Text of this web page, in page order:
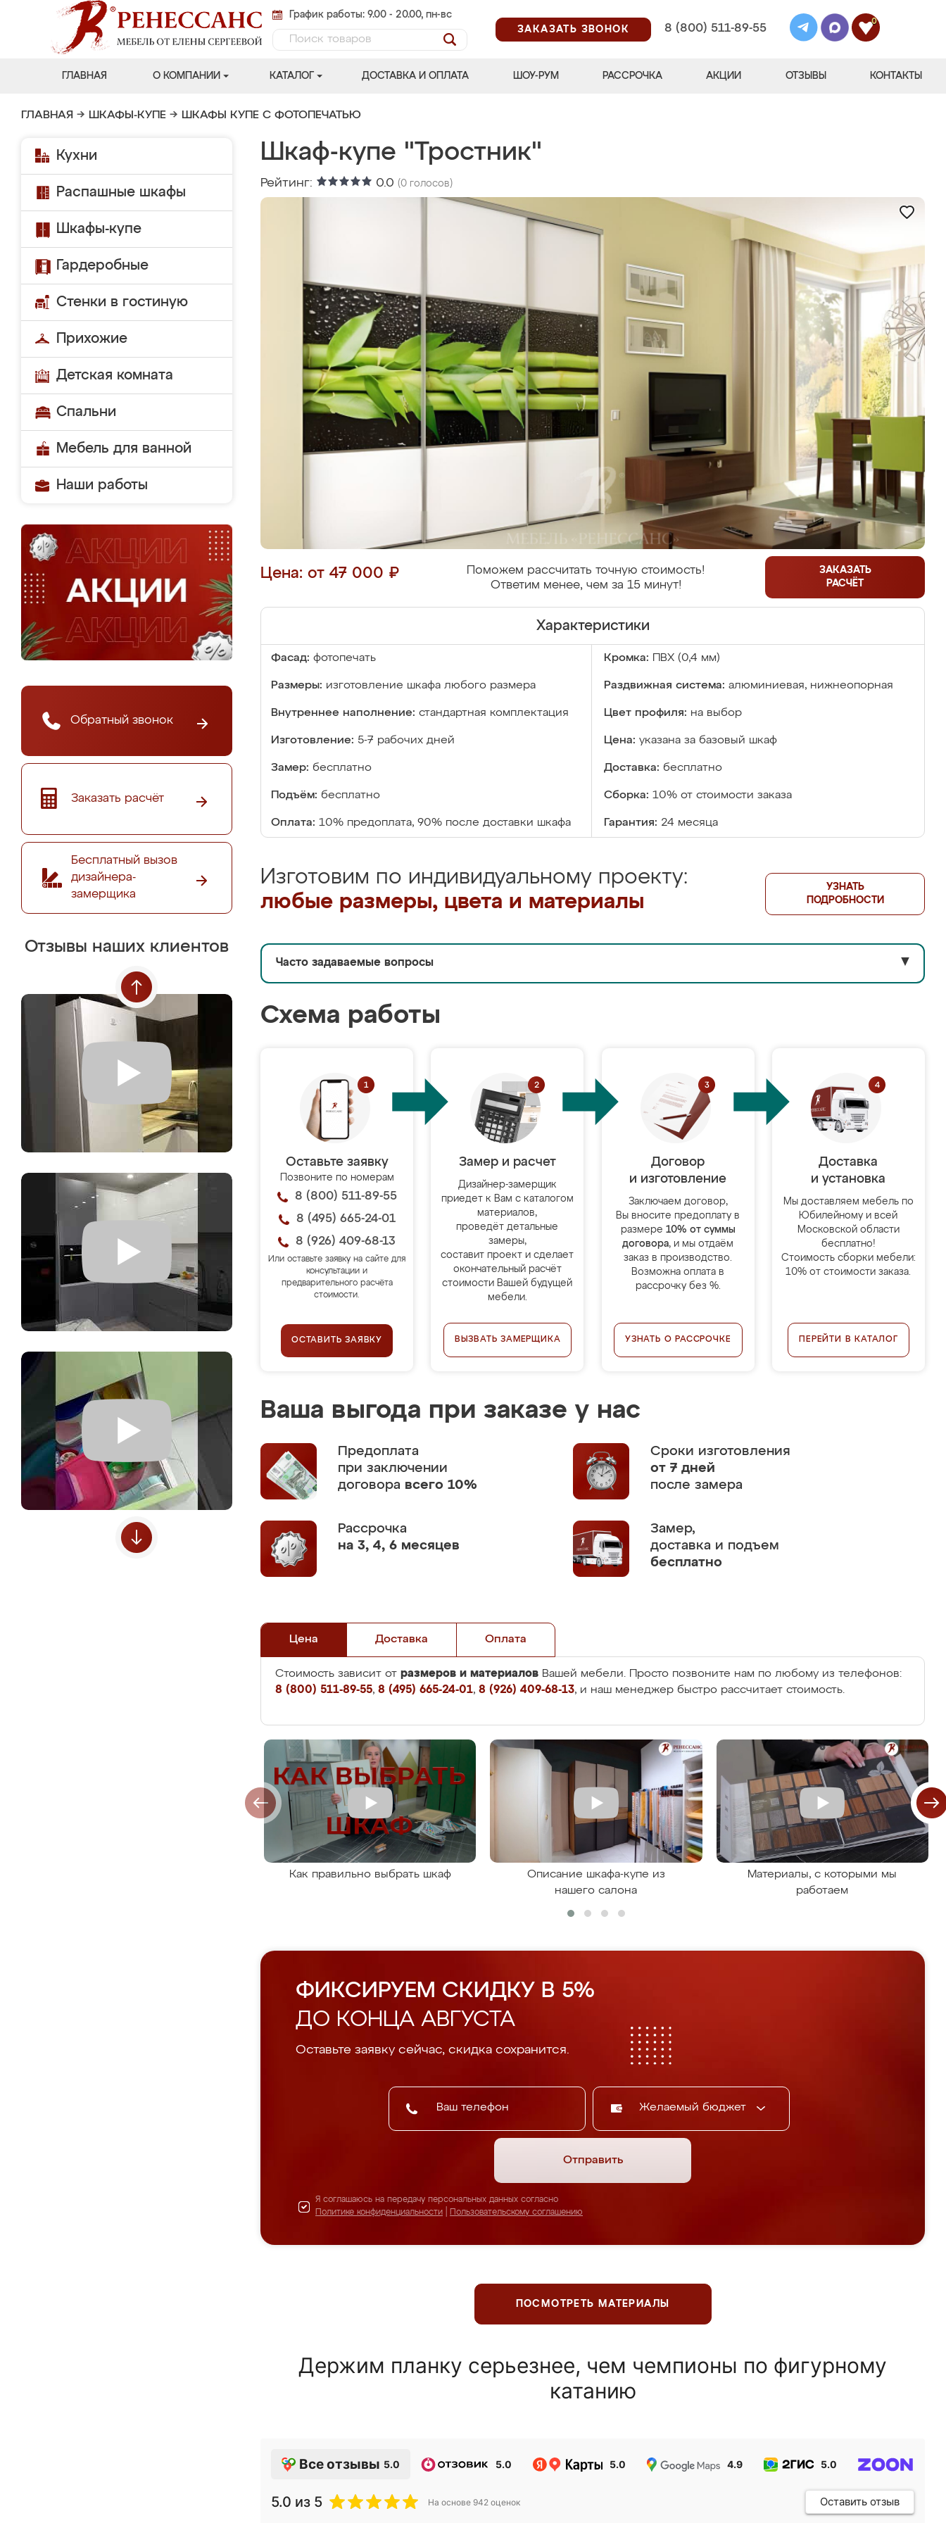
График работы: 9.00 - 20.00, пн-вс
ЗАКАЗАТЬ ЗВОНОК
8 (800) 511-89-55
0
ГЛАВНАЯ О КОМПАНИИ КАТАЛОГ ДОСТАВКА И ОПЛАТА ШОУ-РУМ РАССРОЧКА АКЦИИ ОТЗЫВЫ КОНТАКТЫ
ГЛАВНАЯ → ШКАФЫ-КУПЕ → ШКАФЫ КУПЕ С ФОТОПЕЧАТЬЮ
Кухни
Распашные шкафы
Шкафы-купе
Гардеробные
Стенки в гостиную
Прихожие
Детская комната
Спальни
Мебель для ванной
Наши работы
Обратный звонок
Заказать расчёт
Бесплатный вызов
дизайнера-
замерщика
Отзывы наших клиентов
Шкаф-купе "Тростник"
Рейтинг: 0.0 (0 голосов)
Цена: от 47 000 ₽
Поможем рассчитать точную стоимость!
Ответим менее, чем за 15 минут!
ЗАКАЗАТЬ
РАСЧЁТ
Характеристики
Фасад: фотопечать Кромка: ПВХ (0,4 мм)
Размеры: изготовление шкафа любого размера Раздвижная система: алюминиевая, нижнеопорная
Внутреннее наполнение: стандартная комплектация Цвет профиля: на выбор
Изготовление: 5-7 рабочих дней Цена: указана за базовый шкаф
Замер: бесплатно Доставка: бесплатно
Подъём: бесплатно Сборка: 10% от стоимости заказа
Оплата: 10% предоплата, 90% после доставки шкафа Гарантия: 24 месяца
Изготовим по индивидуальному проекту:
любые размеры, цвета и материалы
УЗНАТЬ
ПОДРОБНОСТИ
Часто задаваемые вопросы ▼
Схема работы
Оставьте заявку
Позвоните по номерам
8 (800) 511-89-55
8 (495) 665-24-01
8 (926) 409-68-13
Или оставьте заявку на сайте для
консультации и
предварительного расчёта
стоимости.
ОСТАВИТЬ ЗАЯВКУ
Замер и расчет
Дизайнер-замерщик
приедет к Вам с каталогом
материалов,
проведёт детальные
замеры,
составит проект и сделает
окончательный расчёт
стоимости Вашей будущей
мебели.
ВЫЗВАТЬ ЗАМЕРЩИКА
Договор
и изготовление
Заключаем договор,
Вы вносите предоплату в
размере 10% от суммы
договора, и мы отдаём
заказ в производство.
Возможна оплата в
рассрочку без %.
УЗНАТЬ О РАССРОЧКЕ
Доставка
и установка
Мы доставляем мебель по
Юбилейному и всей
Московской области
бесплатно!
Стоимость сборки мебели:
10% от стоимости заказа.
ПЕРЕЙТИ В КАТАЛОГ
Ваша выгода при заказе у нас
Предоплата
при заключении
договора всего 10%
Сроки изготовления
от 7 дней
после замера
Рассрочка
на 3, 4, 6 месяцев
Замер,
доставка и подъем
бесплатно
Цена Доставка Оплата
Стоимость зависит от размеров и материалов Вашей мебели. Просто позвоните нам по любому из телефонов:
8 (800) 511-89-55, 8 (495) 665-24-01, 8 (926) 409-68-13, и наш менеджер быстро рассчитает стоимость.
Как правильно выбрать шкаф
Описание шкафа-купе из
нашего салона
Материалы, с которыми мы
работаем
ФИКСИРУЕМ СКИДКУ В 5%
ДО КОНЦА АВГУСТА
Оставьте заявку сейчас, скидка сохранится.
Желаемый бюджет
Отправить
Я соглашаюсь на передачу персональных данных согласно
Политике конфиденциальности
Пользовательскому соглашению
ПОСМОТРЕТЬ МАТЕРИАЛЫ
Держим планку серьезнее, чем чемпионы по фигурному
катанию
Все отзывы 5.0 5.0 5.0 4.9 5.0
5.0 из 5 На основе 942 оценок Оставить отзыв